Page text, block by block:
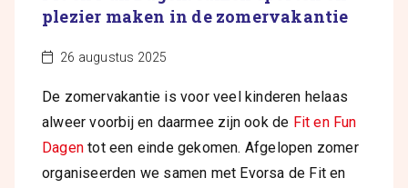
plezier maken in de zomervakantie
26 augustus 2025
De zomervakantie is voor veel kinderen helaas
alweer voorbij en daarmee zijn ook de Fit en Fun
Dagen tot een einde gekomen. Afgelopen zomer
organiseerden we samen met Evorsa de Fit en